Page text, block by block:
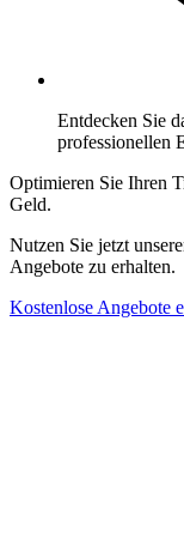
Entdecken Sie
professionellen
Optimieren Sie Ihren
Geld.
Nutzen Sie jetzt
Angebote zu erhalten.
Kostenlose Angebote